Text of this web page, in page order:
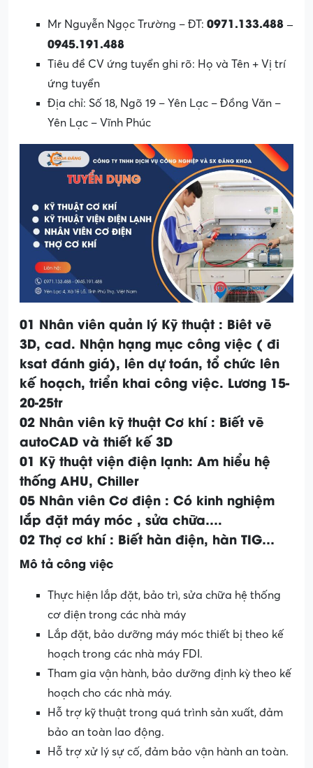
Mr Nguyễn Ngọc Trường – ĐT: 0971.133.488 –
0945.191.488
Tiêu đề CV ứng tuyển ghi rõ: Họ và Tên + Vị trí
ứng tuyển
Địa chỉ: Số 18, Ngõ 19 – Yên Lạc – Đồng Văn –
Yên Lạc – Vĩnh Phúc
01 Nhân viên quản lý Kỹ thuật : Biêt vẽ
3D, cad. Nhận hạng mục công việc ( đi
ksat đánh giá), lên dự toán, tổ chức lên
kế hoạch, triển khai công việc. Lương 15-
20-25tr
02 Nhân viên kỹ thuật Cơ khí : Biết vẽ
autoCAD và thiết kế 3D
01 Kỹ thuật viện điện lạnh: Am hiểu hệ
thống AHU, Chiller
05 Nhân viên Cơ điện : Có kinh nghiệm
lắp đặt máy móc , sửa chữa….
02 Thợ cơ khí : Biết hàn điện, hàn TIG…
Mô tả công việc
Thực hiện lắp đặt, bảo trì, sửa chữa hệ thống
cơ điện trong các nhà máy
Lắp đặt, bảo dưỡng máy móc thiết bị theo kế
hoạch trong các nhà máy FDI.
Tham gia vận hành, bảo dưỡng định kỳ theo kế
hoạch cho các nhà máy.
Hỗ trợ kỹ thuật trong quá trình sản xuất, đảm
bảo an toàn lao động.
Hỗ trợ xử lý sự cố, đảm bảo vận hành an toàn.